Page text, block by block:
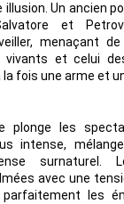
illusion. Un ancien
et
menaçant de
et celui
fois une arme et
plonge les
intense,
surnaturel.
avec une
les